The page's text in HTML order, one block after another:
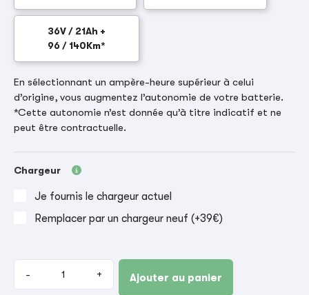
36V / 21Ah +
96 / 140Km*
En sélectionnant un ampère-heure supérieur à celui
d’origine, vous augmentez l’autonomie de votre batterie.
*Cette autonomie n’est donnée qu’à titre indicatif et ne
peut être contractuelle.
Chargeur
Je fournis le chargeur actuel
Remplacer par un chargeur neuf (+39€)
- + Ajouter au panier